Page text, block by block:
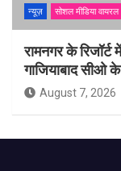
न्यूज़
सोशल मीडिया वायरल
रामनगर के रिजॉर्ट
गाजियाबाद सीओ के
August 7, 2026